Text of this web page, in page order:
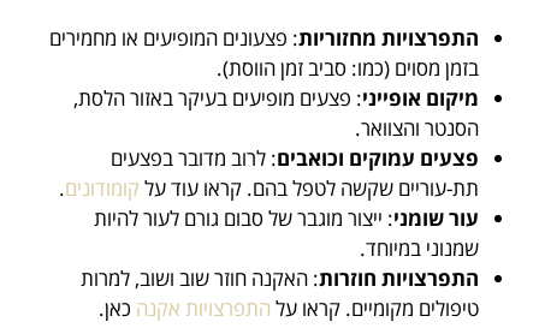
התפרצויות מחזוריות: פצעונים המופיעים או מחמירים
בזמן מסוים (כמו: סביב זמן הווסת).
מיקום אופייני: פצעים מופיעים בעיקר באזור הלסת,
הסנטר והצוואר.
פצעים עמוקים וכואבים: לרוב מדובר בפצעים
תת-עוריים שקשה לטפל בהם. קראו עוד על קומודונים.
עור שומני: ייצור מוגבר של סבום גורם לעור להיות
שמנוני במיוחד.
התפרצויות חוזרות: האקנה חוזר שוב ושוב, למרות
טיפולים מקומיים. קראו על התפרצויות אקנה כאן.